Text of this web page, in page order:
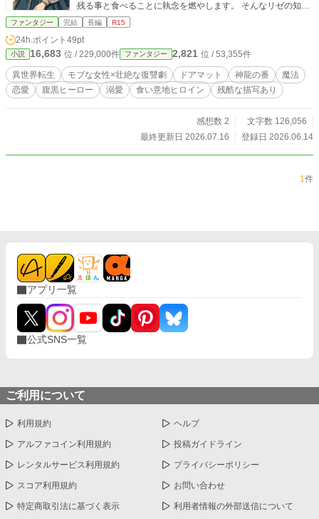
残る事と食べることに執念を燃やします。 そんなリゼの知ら
ない内に、いじめた相手が自爆したり、冷血王子に掴まりそ
き残ること。 そして好きになった神龍さまと結婚することな
のです。 溺愛する神龍と一緒に陰謀を暴いたりするリゼリア
のお話。 かなり残酷な描写があります。人も死にます。苦手
な方はブラウザバックを。 残酷なシーンがあるときは、その
旨記載しておきます。 このお話は前作「皇帝の孫娘」の世界
ファンタジー 完結 長編 R15
24h.ポイント 49pt
小説 16,683 位 / 229,000件 ファンタジー 2,821 位 / 53,355件
異世界転生 モブな女性×壮絶な復讐劇 ドアマット 神龍の番
魔法
恋愛
腹黒ヒーロー 溺愛 食い意地ヒロイン 残酷な描写あり
感想数 2
文字数 126,056
最終更新日 2026.07.16
登録日 2026.06.14
1件
アプリ一覧
公式SNS一覧
ご利用について
利用規約 ヘルプ
アルファコイン利用規約 投稿ガイドライン
レンタルサービス利用規約 プライバシーポリシー
スコア利用規約 お問い合わせ
特定商取引法に基づく表示 利用者情報の外部送信について